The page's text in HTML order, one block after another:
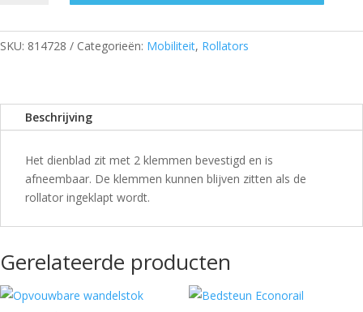
5G
SKU: 814728 Categorieën: Mobiliteit, Rollators
Beschrijving
Het dienblad zit met 2 klemmen bevestigd en is
afneembaar. De klemmen kunnen blijven zitten als de
rollator ingeklapt wordt.
Gerelateerde producten